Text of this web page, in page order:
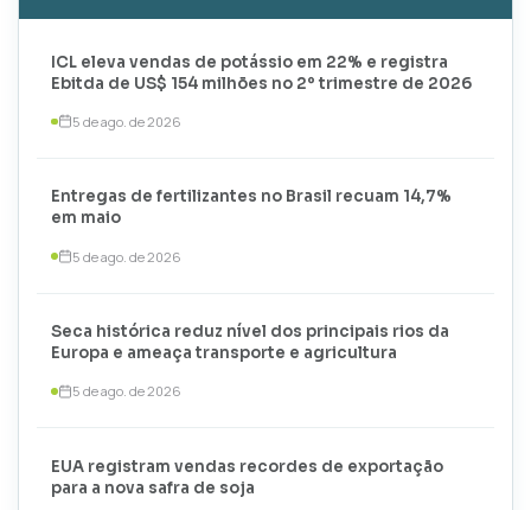
ICL eleva vendas de potássio em 22% e registra
Ebitda de US$ 154 milhões no 2º trimestre de 2026
5 de ago. de 2026
Entregas de fertilizantes no Brasil recuam 14,7%
em maio
5 de ago. de 2026
Seca histórica reduz nível dos principais rios da
Europa e ameaça transporte e agricultura
5 de ago. de 2026
EUA registram vendas recordes de exportação
para a nova safra de soja